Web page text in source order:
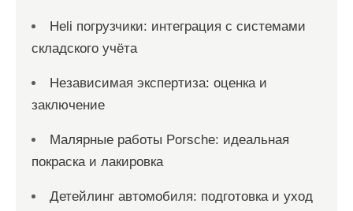
Heli погрузчики: интеграция с системами
складского учёта
Независимая экспертиза: оценка и
заключение
Малярные работы Porsche: идеальная
покраска и лакировка
Детейлинг автомобиля: подготовка и уход